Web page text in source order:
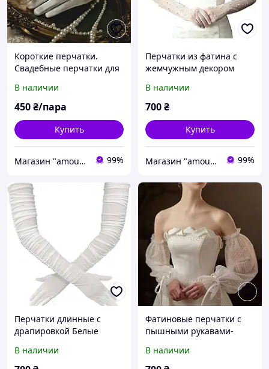
Короткие перчатки.
Свадебные перчатки для
В наличии
450₴/пара
Купить
Магазин "amourshop.net" (Амуршоп) 99%
Перчатки из фатина с
жемчужным декором
длинные перчатки для
невесты
В наличии
700₴
Купить
Магазин "amourshop.net" (Амуршоп) 99%
Перчатки длинные с
драпировкой Белые
для невесты Свадебные
В наличии
Фатиновые перчатки с
пышными рукавами-
Высокие перчатки для
В наличии